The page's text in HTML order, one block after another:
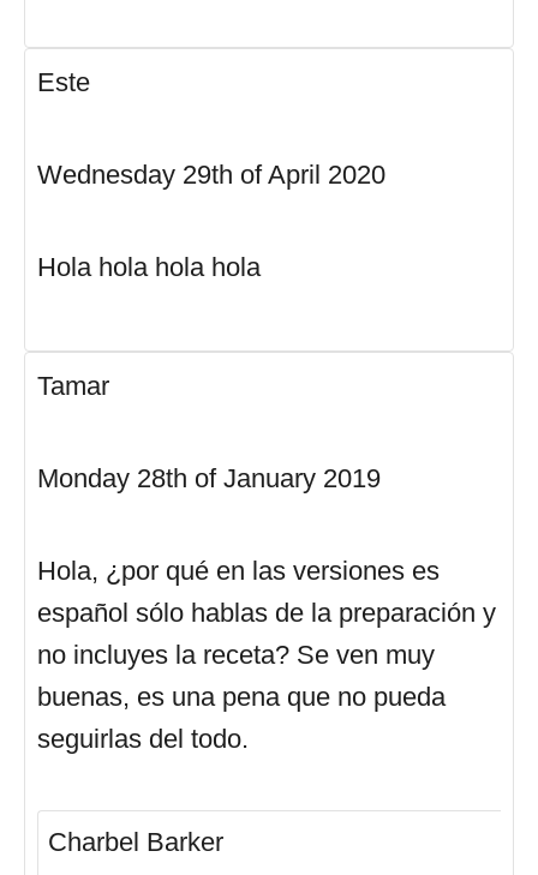
Este
Wednesday 29th of April 2020
Hola hola hola hola
Tamar
Monday 28th of January 2019
Hola, ¿por qué en las versiones es
español sólo hablas de la preparación y
no incluyes la receta? Se ven muy
buenas, es una pena que no pueda
seguirlas del todo.
Charbel Barker